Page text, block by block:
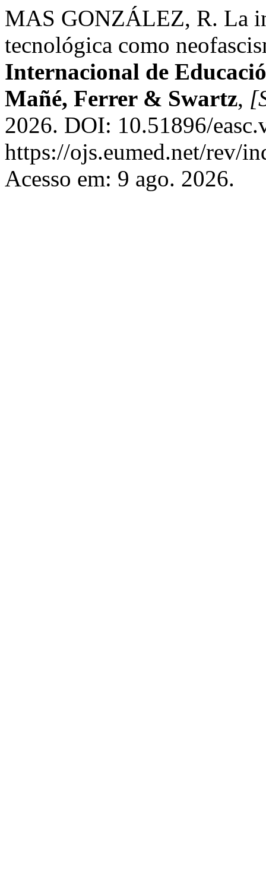
MAS GONZÁLEZ, R. La
tecnológica como
Internacional de
Mañé, Ferrer & Swartz,
2026. DOI: 10.51896/
https://ojs.eumed.net/rev/
Acesso em: 9 ago. 2026.